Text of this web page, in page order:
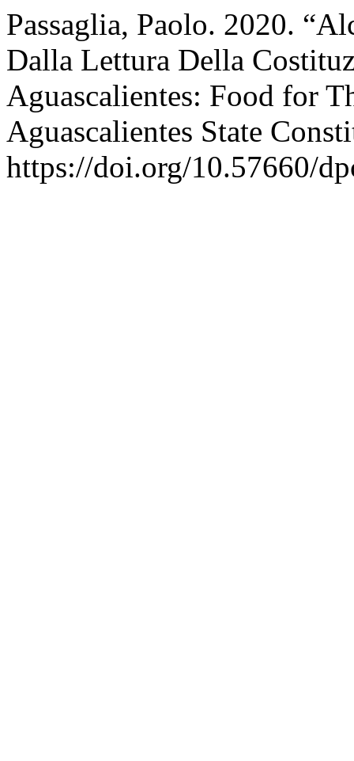
Passaglia, Paolo. 2020.
Dalla Lettura Della
Aguascalientes: Food for
Aguascalientes State
https://doi.org/10.57660/